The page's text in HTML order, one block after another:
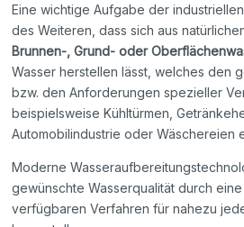
Eine wichtige Aufgabe der
des Weiteren, dass sich aus
Brunnen-, Grund- oder
Wasser herstellen lässt, welches den
bzw. den Anforderungen spezieller
beispielsweise Kühltürmen,
Automobilindustrie oder Wäschereien
Moderne
gewünschte Wasserqualität durch
verfügbaren Verfahren für nahezu